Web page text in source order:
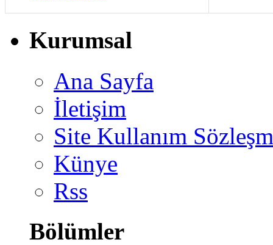
Kurumsal
Ana Sayfa
İletişim
Site Kullanım
Künye
Rss
Bölümler